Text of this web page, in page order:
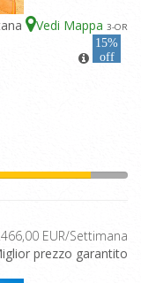
Vedi Mappa 3-OR
15%
off
EUR/Settimana
prezzo garantito